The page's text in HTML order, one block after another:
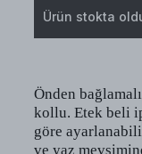
Ürün stokta
Önden
kollu. Etek beli
göre
ve yaz